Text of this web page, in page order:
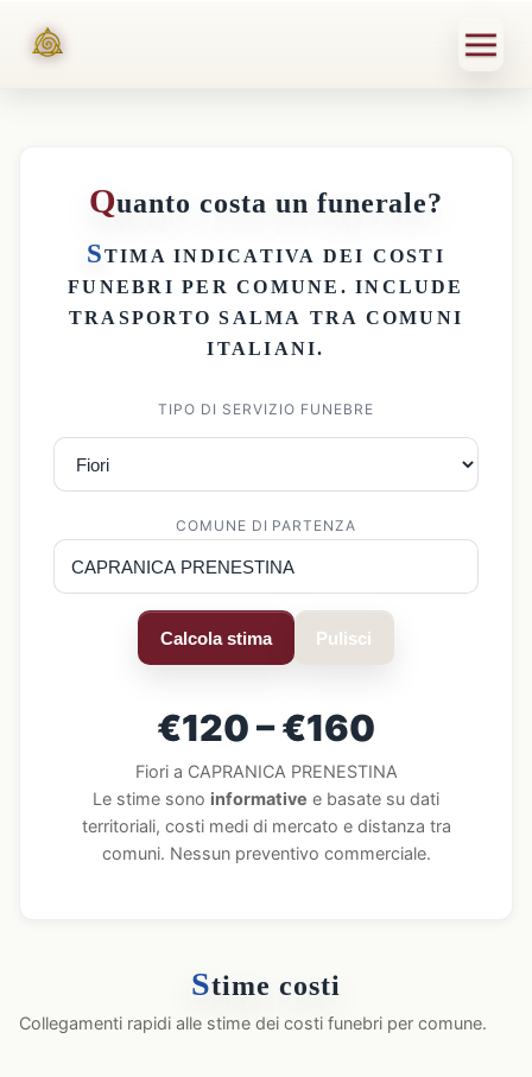
Quanto costa un funerale?
STIMA INDICATIVA DEI COSTI
FUNEBRI PER COMUNE . INCLUDE
TRASPORTO SALMA TRA COMUNI
ITALIANI.
TIPO DI SERVIZIO FUNEBRE
COMUNE DI PARTENZA
Calcola stima Pulisci
€120 – €160
Fiori a CAPRANICA PRENESTINA
Le stime sono informative e basate su dati
territoriali, costi medi di mercato e distanza tra
comuni. Nessun preventivo commerciale.
Stime costi
Collegamenti rapidi alle stime dei costi funebri per comune.